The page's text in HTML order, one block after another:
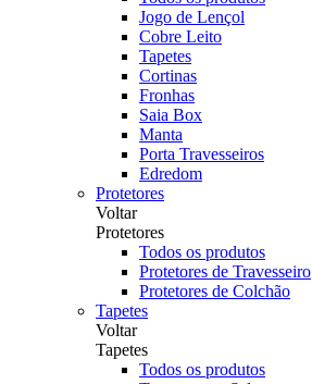
Jogo de Lençol
Cobre Leito
Tapetes
Cortinas
Fronhas
Saia Box
Manta
Porta Travesseiros
Edredom
Protetores
Voltar
Protetores
Todos os produtos
Protetores de Travesseiro
Protetores de Colchão
Tapetes
Voltar
Tapetes
Todos os produtos